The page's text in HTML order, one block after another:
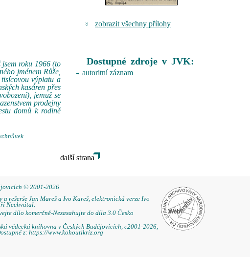
roku 1966 (to
jménem Růže,
výplatu a
kasáren přes
jemuž se
prodejny
domů k rodině
zobrazit všechny přílohy
Dostupné zdroje v JVK:
autoritní záznam
další strana
© 2001-2026
rešerše Jan Mareš a Ivo Kareš, elektronická verze Ivo
Nechvátal.
dílo komerčně-Nezasahujte do díla 3.0 Česko
vědecká knihovna v Českých Budějovicích, c2001-2026,
z: https://www.kohoutikriz.org